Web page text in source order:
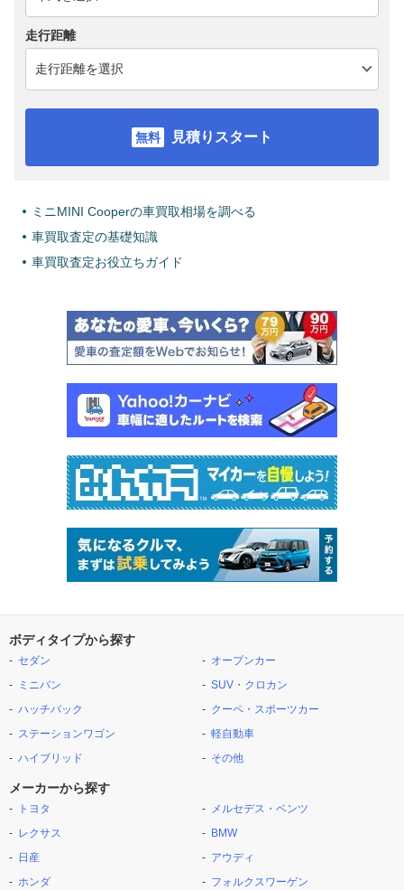
走行距離
見積りスタート
ミニMINI Cooperの車買取相場を調べる
車買取査定の基礎知識
車買取査定お役立ちガイド
ボディタイプから探す
セダン
ミニバン
ハッチバック
ステーションワゴン
ハイブリッド
オープンカー
SUV・クロカン
クーペ・スポーツカー
軽自動車
その他
メーカーから探す
トヨタ
レクサス
日産
ホンダ
メルセデス・ベンツ
BMW
アウディ
フォルクスワーゲン